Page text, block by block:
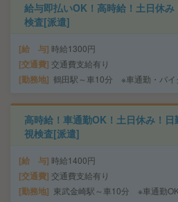
給与即払いOK！高時給！土日休
検査[派遣]
給 与 時給1300円
交通費 交通費支給有り
勤務地 鶴田駅～車10分 ※車通勤・バイ
高時給！車通勤OK！土日休み！日
視検査[派遣]
給 与 時給1400円
交通費 交通費支給有り
勤務地 東武金崎駅～車10分 ※車通勤OK